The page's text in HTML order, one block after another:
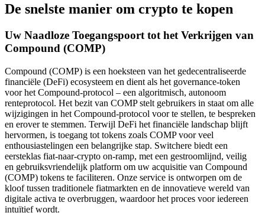
De snelste manier om crypto te kopen
Uw Naadloze Toegangspoort tot het Verkrijgen van
Compound (COMP)
Compound (COMP) is een hoeksteen van het gedecentraliseerde
financiële (DeFi) ecosysteem en dient als het governance-token
voor het Compound-protocol – een algoritmisch, autonoom
renteprotocol. Het bezit van COMP stelt gebruikers in staat om alle
wijzigingen in het Compound-protocol voor te stellen, te bespreken
en erover te stemmen. Terwijl DeFi het financiële landschap blijft
hervormen, is toegang tot tokens zoals COMP voor veel
enthousiastelingen een belangrijke stap. Switchere biedt een
eersteklas fiat-naar-crypto on-ramp, met een gestroomlijnd, veilig
en gebruiksvriendelijk platform om uw acquisitie van Compound
(COMP) tokens te faciliteren. Onze service is ontworpen om de
kloof tussen traditionele fiatmarkten en de innovatieve wereld van
digitale activa te overbruggen, waardoor het proces voor iedereen
intuïtief wordt.